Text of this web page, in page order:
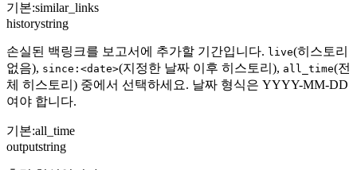
기본:similar_links
historystring
손실된 백링크를 보고서에 추가할 기간입니다. live(히스토리
없음), since:<date>(지정한 날짜 이후 히스토리), all_time(전
체 히스토리) 중에서 선택하세요. 날짜 형식은 YYYY-MM-DD
여야 합니다.
기본:all_time
outputstring